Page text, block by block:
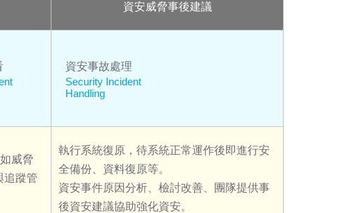
資安威脅事後建議
資安事故處理
Security Incident
Handling
威脅
追蹤管
執行系統復原，待系統正常運作後即進行安
全備份、資料復原等。
資安事件原因分析、檢討改善、團隊提供事
後資安建議協助強化資安。